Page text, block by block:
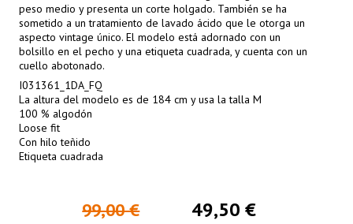
peso medio y presenta un corte holgado. También se ha
sometido a un tratamiento de lavado ácido que le otorga un
aspecto vintage único. El modelo está adornado con un
bolsillo en el pecho y una etiqueta cuadrada, y cuenta con un
cuello abotonado.
I031361_1DA_FQ
La altura del modelo es de 184 cm y usa la talla M
100 % algodón
Loose fit
Con hilo teñido
Etiqueta cuadrada
99,00 € 49,50 €